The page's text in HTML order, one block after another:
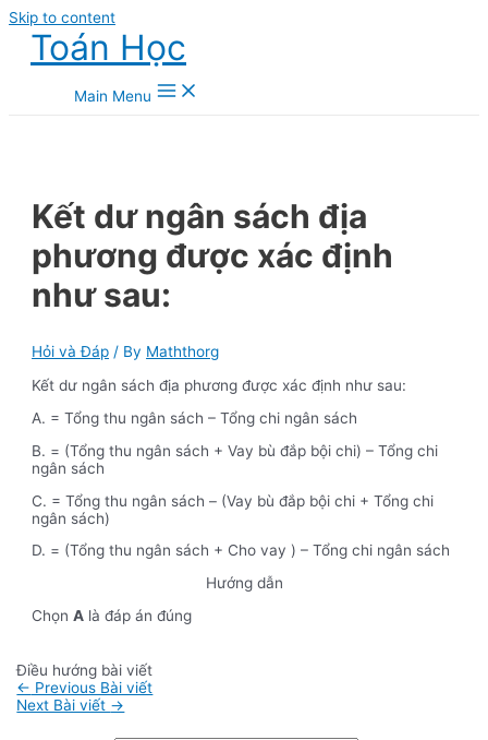
Skip to content
Toán Học
Main Menu
Kết dư ngân sách địa
phương được xác định
như sau:
Hỏi và Đáp / By Maththorg
Kết dư ngân sách địa phương được xác định như sau:
A. = Tổng thu ngân sách – Tổng chi ngân sách
B. = (Tổng thu ngân sách + Vay bù đắp bội chi) – Tổng chi
ngân sách
C. = Tổng thu ngân sách – (Vay bù đắp bội chi + Tổng chi
ngân sách)
D. = (Tổng thu ngân sách + Cho vay ) – Tổng chi ngân sách
Hướng dẫn
ChọnA là đáp án đúng
Điều hướng bài viết
← Previous Bài viết
Next Bài viết →